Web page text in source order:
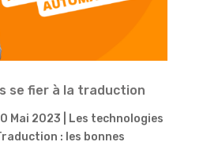
se fier à la traduction
Mai 2023
Les technologies
: les bonnes